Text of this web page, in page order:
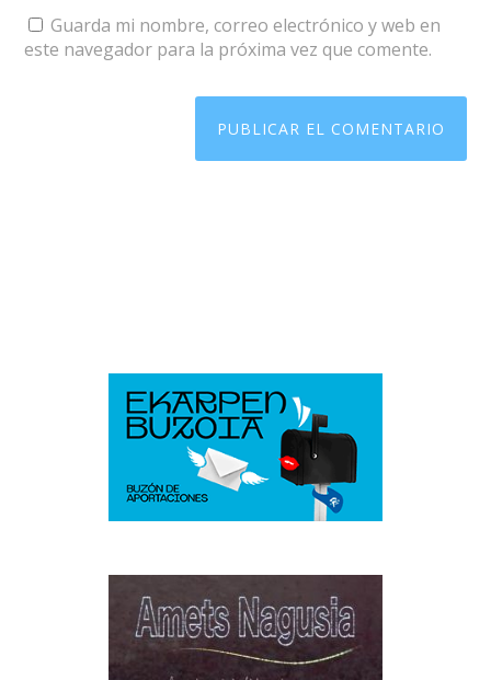
Guarda mi nombre, correo electrónico y web en
este navegador para la próxima vez que comente.